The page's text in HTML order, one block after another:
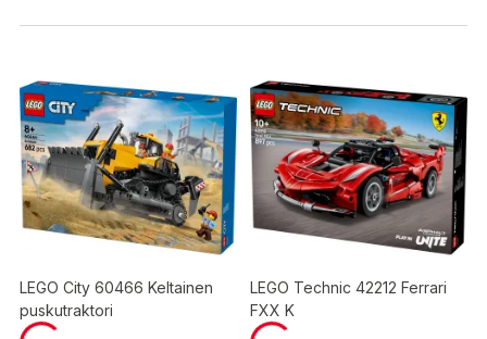
LEGO City 60466 Keltainen
puskutraktori
LEGO Technic 42212 Ferrari
FXX K